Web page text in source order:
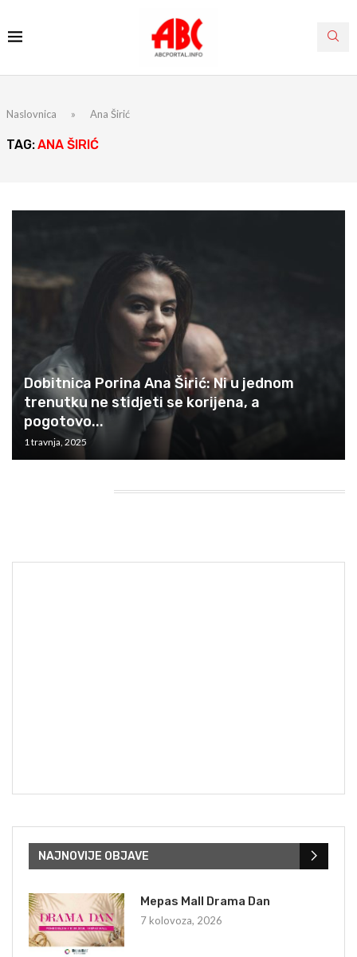
Naslovnica » Ana Širić
TAG:ANA ŠIRIĆ
Dobitnica Porina Ana Širić: Ni u jednom
trenutku ne stidjeti se korijena, a
pogotovo...
1 travnja, 2025
NAJNOVIJE OBJAVE
Mepas Mall Drama Dan
7 kolovoza, 2026